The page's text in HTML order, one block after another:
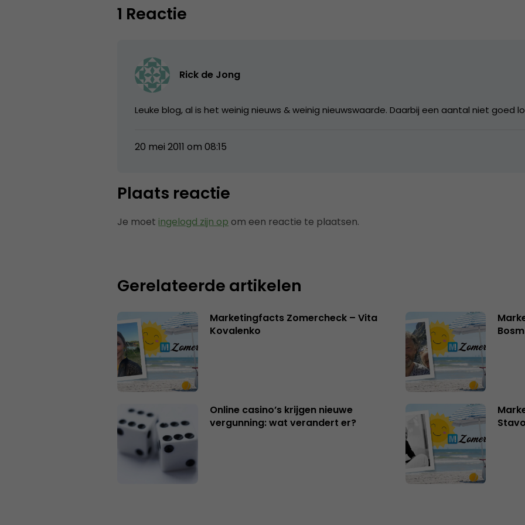
1 Reactie
Rick de Jong
Leuke blog, al is het weinig nieuws & weinig nieuwswaarde. Daarbij een aantal niet goed
20 mei 2011 om 08:15
Plaats reactie
Je moet ingelogd zijn op om een reactie te plaatsen.
Gerelateerde artikelen
Marketingfacts Zomercheck – Vita
Kovalenko
Online casino’s krijgen nieuwe
vergunning: wat verandert er?